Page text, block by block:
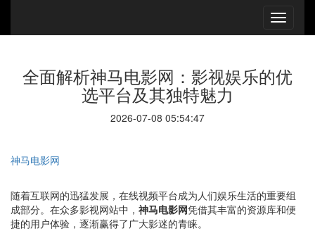
全面解析神马电影网：影视娱乐的优
选平台及其独特魅力
2026-07-08 05:54:47
神马电影网
随着互联网的迅猛发展，在线视频平台成为人们娱乐生活的重要组
成部分。在众多影视网站中， 神马电影网凭借其丰富的资源库和便
捷的用户体验，逐渐赢得了广大影迷的青睐。